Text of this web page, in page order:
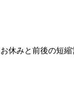
休みと前後の短縮